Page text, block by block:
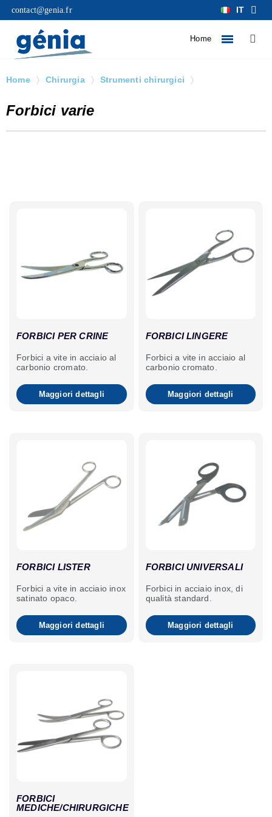
contact@genia.fr IT
Home
Home Chirurgia Strumenti chirurgici
Forbici varie
FORBICI PER CRINE
Forbici a vite in acciaio al
carbonio cromato.
Maggiori dettagli
FORBICI LINGERE
Forbici a vite in acciaio al
carbonio cromato.
Maggiori dettagli
FORBICI LISTER
Forbici a vite in acciaio inox
satinato opaco.
Maggiori dettagli
FORBICI UNIVERSALI
Forbici in acciaio inox, di
qualità standard.
Maggiori dettagli
FORBICI
MEDICHE/CHIRURGICHE